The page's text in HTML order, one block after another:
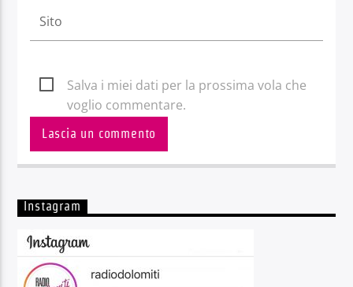
Salva i miei dati per la prossima vola che
voglio commentare.
Instagram